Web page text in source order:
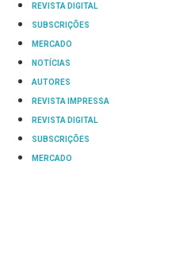
REVISTA DIGITAL
SUBSCRIÇÕES
MERCADO
NOTÍCIAS
AUTORES
REVISTA IMPRESSA
REVISTA DIGITAL
SUBSCRIÇÕES
MERCADO